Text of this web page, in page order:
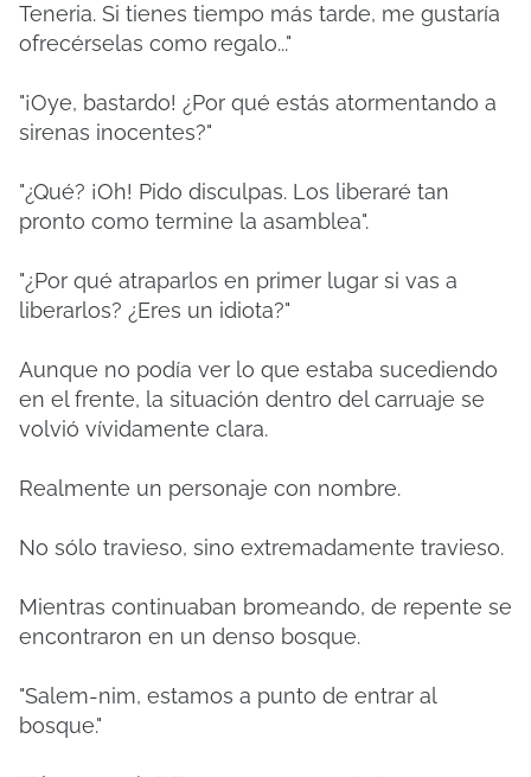
Teneria. Si tienes tiempo más tarde, me gustaría
ofrecérselas como regalo..."
"¡Oye, bastardo! ¿Por qué estás atormentando a
sirenas inocentes?"
"¿Qué? ¡Oh! Pido disculpas. Los liberaré tan
pronto como termine la asamblea".
"¿Por qué atraparlos en primer lugar si vas a
liberarlos? ¿Eres un idiota?"
Aunque no podía ver lo que estaba sucediendo
en el frente, la situación dentro del carruaje se
volvió vívidamente clara.
Realmente un personaje con nombre.
No sólo travieso, sino extremadamente travieso.
Mientras continuaban bromeando, de repente se
encontraron en un denso bosque.
"Salem-nim, estamos a punto de entrar al
bosque."